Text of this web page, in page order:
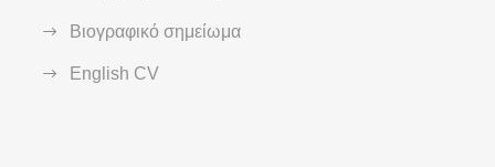
Βιογραφικό σημείωμα
English CV